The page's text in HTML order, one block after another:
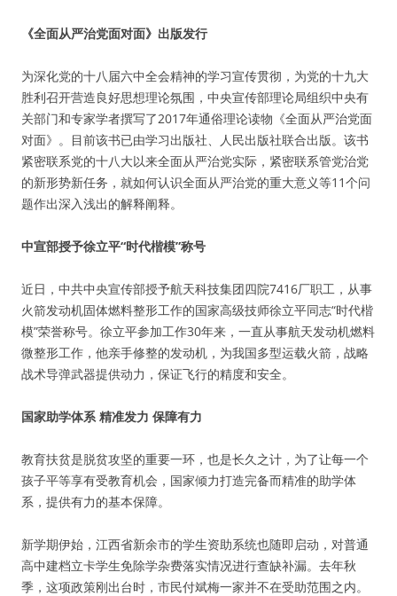
《全面从严治党面对面》出版发行
为深化党的十八届六中全会精神的学习宣传贯彻，为党的十九大
胜利召开营造良好思想理论氛围，中央宣传部理论局组织中央有
关部门和专家学者撰写了2017年通俗理论读物《全面从严治党面
对面》。目前该书已由学习出版社、人民出版社联合出版。该书
紧密联系党的十八大以来全面从严治党实际，紧密联系管党治党
的新形势新任务，就如何认识全面从严治党的重大意义等11个问
题作出深入浅出的解释阐释。
中宣部授予徐立平“时代楷模”称号
近日，中共中央宣传部授予航天科技集团四院7416厂职工，从事
火箭发动机固体燃料整形工作的国家高级技师徐立平同志“时代楷
模”荣誉称号。徐立平参加工作30年来，一直从事航天发动机燃料
微整形工作，他亲手修整的发动机，为我国多型运载火箭，战略
战术导弹武器提供动力，保证飞行的精度和安全。
国家助学体系 精准发力 保障有力
教育扶贫是脱贫攻坚的重要一环，也是长久之计，为了让每一个
孩子平等享有受教育机会，国家倾力打造完备而精准的助学体
系，提供有力的基本保障。
新学期伊始，江西省新余市的学生资助系统也随即启动，对普通
高中建档立卡学生免除学杂费落实情况进行查缺补漏。去年秋
季，这项政策刚出台时，市民付斌梅一家并不在受助范围之内。